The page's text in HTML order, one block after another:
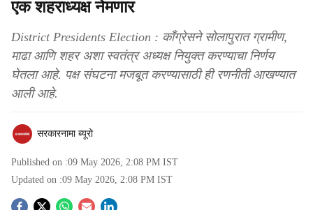
एक शहराध्यक्ष नेमणार
District Presidents Election : काँग्रेसने सोलापुरात ग्रामीण,
माढा आणि शहर अशा स्वतंत्र अध्यक्ष नियुक्त करण्याचा निर्णय
घेतला आहे. पक्ष संघटना मजबूत करण्यासाठी ही रणनीती आखण्यात
आली आहे.
सरकारनामा ब्यूरो
Published on :09 May 2026, 2:08 PM IST
Updated on :09 May 2026, 2:08 PM IST